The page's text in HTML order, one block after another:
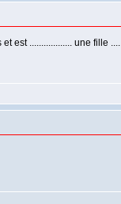
est .................. une fille ....